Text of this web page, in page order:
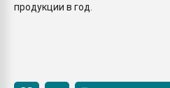
продукции в год.